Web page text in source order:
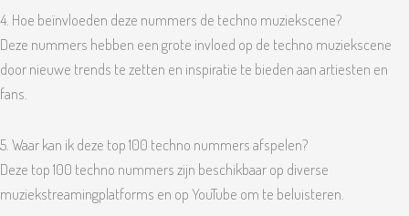
4. Hoe beïnvloeden deze nummers de techno muziekscene?
Deze nummers hebben een grote invloed op de techno muziekscene
door nieuwe trends te zetten en inspiratie te bieden aan artiesten en
fans.
5. Waar kan ik deze top 100 techno nummers afspelen?
Deze top 100 techno nummers zijn beschikbaar op diverse
muziekstreamingplatforms en op YouTube om te beluisteren.